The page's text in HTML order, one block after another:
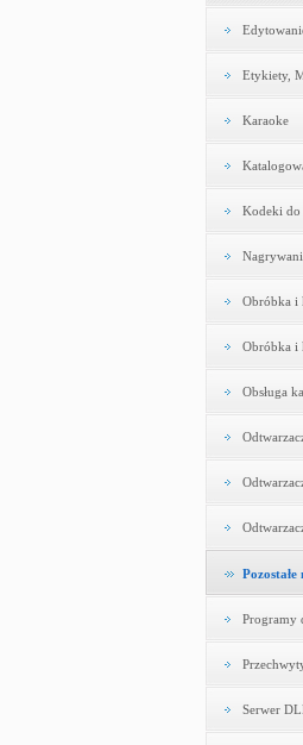
Etykiety,
Karaoke
Kodeki
Obróbka i
Obróbka i
Obsługa
Programy
Serwer